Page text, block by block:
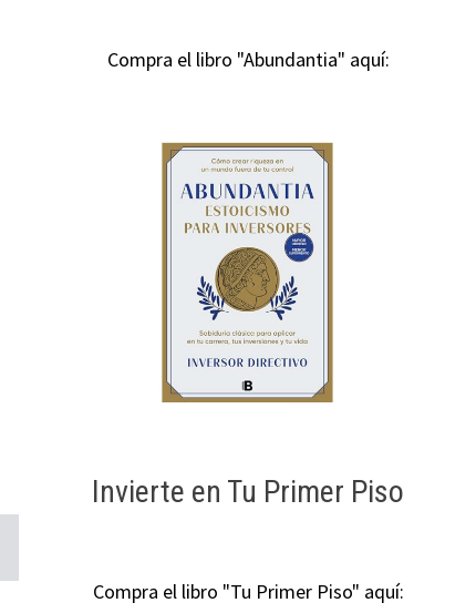
Compra el libro "Abundantia" aquí:
Invierte en Tu Primer Piso
Compra el libro "Tu Primer Piso" aquí: